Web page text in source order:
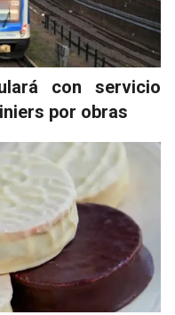
con servicio
por obras